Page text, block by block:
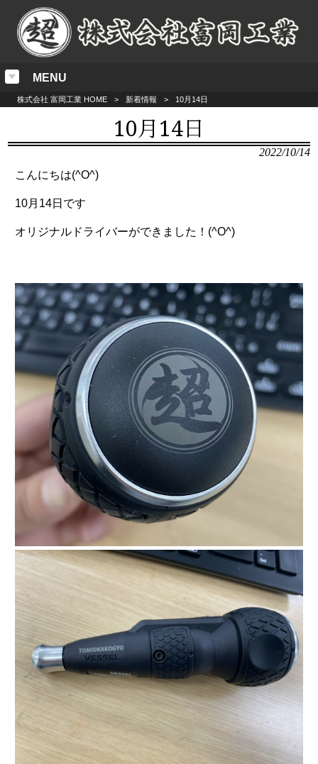
MENU
株式会社 富岡工業 HOME > 新着情報 > 10月14日
10月14日
2022/10/14
こんにちは(^O^)
10月14日です
オリジナルドライバーができました！(^O^)